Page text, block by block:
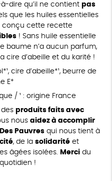
à-dire qu’il ne contient pas
que les huiles essentielles
conçu cette recette
! Sans huile essentielle
baume n’a aucun parfum,
cire d’abeille et du karité !
cire d’abeille*¹, beurre de
E*
/ ¹ : origine France
des produits faits avec
nous aidez à accomplir
Pauvresqui nous tient à
, de la solidaritéet
âgées isolées. Mercidu
!